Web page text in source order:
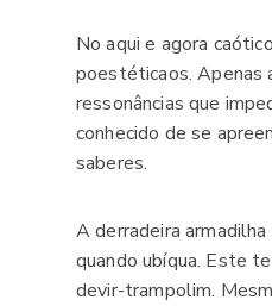
No aqui e agora
poestéticaos. Apenas
ressonâncias que
conhecido de se
saberes.
A derradeira
quando ubíqua. Este
devir-trampolim.